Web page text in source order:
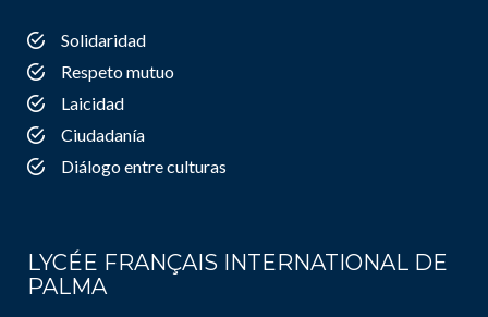
Solidaridad
Respeto mutuo
Laicidad
Ciudadanía
Diálogo entre culturas
LYCÉE FRANÇAIS INTERNATIONAL DE
PALMA